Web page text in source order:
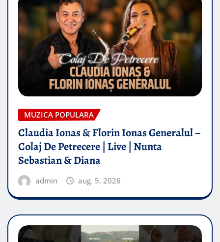
MUZICA POPULARA
Claudia Ionas & Florin Ionas Generalul –
Colaj De Petrecere | Live | Nunta
Sebastian & Diana
admin aug. 5, 2026